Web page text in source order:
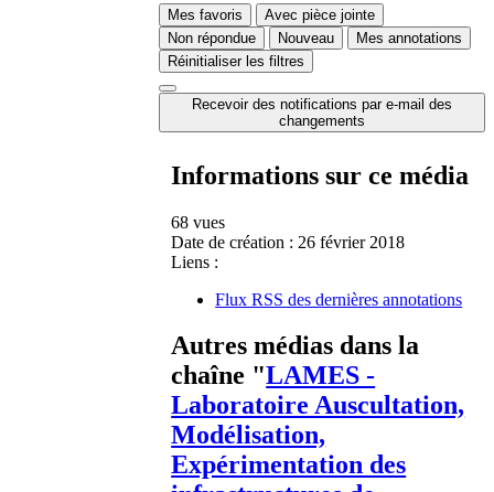
Mes favoris
Avec pièce jointe
Non répondue
Nouveau
Mes annotations
Réinitialiser les filtres
Recevoir des notifications par e-mail des
changements
Informations sur ce média
68 vues
Date de création : 26 février 2018
Liens :
Flux RSS des dernières annotations
Autres médias dans la
chaîne "LAMES -
Laboratoire Auscultation,
Modélisation,
Expérimentation des